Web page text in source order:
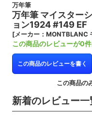
万年筆
万年筆 マイスター
ョン1924 #149 EF
[メーカー：MONTBLANC
この商品のレビューが0
この商品のレビューを書く
この商品の
新着のレビュー一